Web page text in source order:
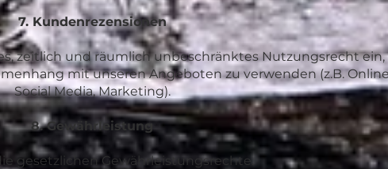
7. Kundenrezensionen
zeitlich und räumlich unbeschränktes Nutzungsrecht
mit unseren Angeboten zu verwenden (z.B.
Social Media, Marketing).
8. Gewährleistung
gesetzlichen Gewährleistungsrechte.